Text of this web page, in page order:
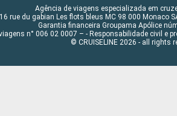
Agência de viagens especializada em
16 rue du gabian Les flots bleus MC 98 000 Monaco
Garantia financeira Groupama Apólice
n° 006 02 0007 – - Responsabilidade civil e
© CRUISELINE 2026 - all rights